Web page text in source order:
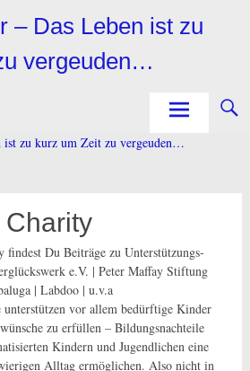
– Das Leben ist zu
vergeuden…
Charity
Du Beiträge zu Unterstützungs-
e.V. | Peter Maffay Stiftung
| Labdoo | u.v.a
vor allem bedürftige Kinder
zu erfüllen – Bildungsnachteile
Kindern und Jugendlichen eine
Alltag ermöglichen. Also nicht in